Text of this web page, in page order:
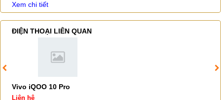
Xem chi tiết
ĐIỆN THOẠI LIÊN QUAN
Vivo iQOO 10 Pro
Liên hệ